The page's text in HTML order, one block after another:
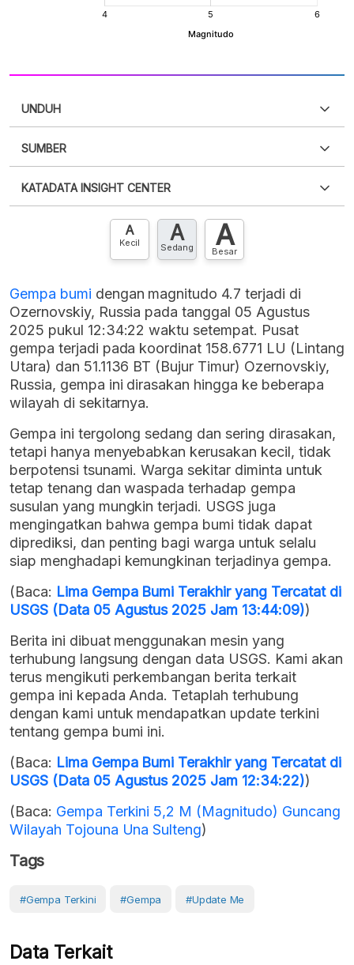
UNDUH
XLS
SUMBER
punya akun?Silakan Daftar sekarang
KATADATA INSIGHT CENTER
Hubungi sekarang »
A
Kecil A
Sedang A
Besar
Gempa bumi dengan magnitudo 4.7 terjadi di
Ozernovskiy, Russia pada tanggal 05 Agustus
2025 pukul 12:34:22 waktu setempat. Pusat
gempa terjadi pada koordinat 158.6771 LU (Lintang
Utara) dan 51.1136 BT (Bujur Timur) Ozernovskiy,
Russia, gempa ini dirasakan hingga ke beberapa
wilayah di sekitarnya.
Gempa ini tergolong sedang dan sering dirasakan,
tetapi hanya menyebabkan kerusakan kecil, tidak
berpotensi tsunami. Warga sekitar diminta untuk
tetap tenang dan waspada terhadap gempa
susulan yang mungkin terjadi. USGS juga
mengingatkan bahwa gempa bumi tidak dapat
diprediksi, dan penting bagi warga untuk selalu
siap menghadapi kemungkinan terjadinya gempa.
(Baca: Lima Gempa Bumi Terakhir yang Tercatat di
USGS (Data 05 Agustus 2025 Jam 13:44:09))
Berita ini dibuat menggunakan mesin yang
terhubung langsung dengan data USGS. Kami akan
terus mengikuti perkembangan berita terkait
gempa ini kepada Anda. Tetaplah terhubung
dengan kami untuk mendapatkan update terkini
tentang gempa bumi ini.
(Baca: Lima Gempa Bumi Terakhir yang Tercatat di
USGS (Data 05 Agustus 2025 Jam 12:34:22))
(Baca: Gempa Terkini 5,2 M (Magnitudo) Guncang
Wilayah Tojouna Una Sulteng)
Tags
#Gempa Terkini #gempa #Update Me
Data Terkait